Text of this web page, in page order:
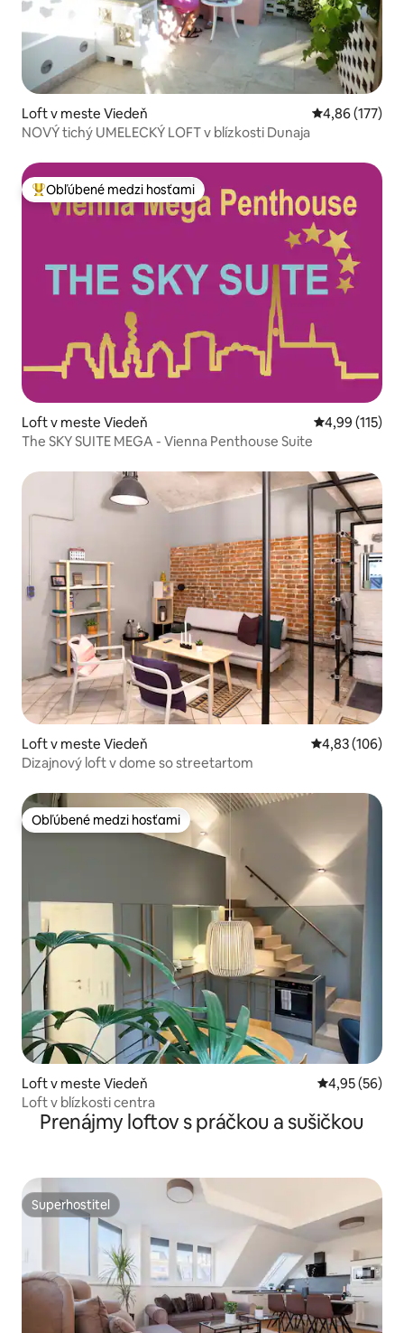
Loft v meste Viedeň Priemerné
4,86 (177)
NOVÝ tichý UMELECKÝ LOFT v blízkosti Dunaja
Najobľúbenejšie medzi hosťami
Obľúbené medzi hosťami
Loft v meste Viedeň Priemerné
4,99 (115)
The SKY SUITE MEGA - Vienna Penthouse Suite
Loft v meste Viedeň Priemerné
4,83 (106)
Dizajnový loft v dome so streetartom
Obľúbené medzi hosťami
Obľúbené medzi hosťami
Loft v meste Viedeň Priemerné
4,95 (56)
Loft v blízkosti centra
Prenájmy loftov s práčkou a sušičkou
Superhostiteľ
Superhostiteľ